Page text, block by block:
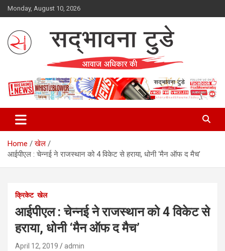
Skip
to
Monday, August 10, 2026
Sadbhawna Today
Home
खेल
आईपीएल : चेन्नई ने राजस्थान को 4 विकेट से हराया, धोनी ‘मैन ऑफ द मैच’
क्रिकेट खेल
आईपीएल : चेन्नई ने राजस्थान को 4 विकेट से
हराया, धोनी ‘मैन ऑफ द मैच’
April 12, 2019 admin